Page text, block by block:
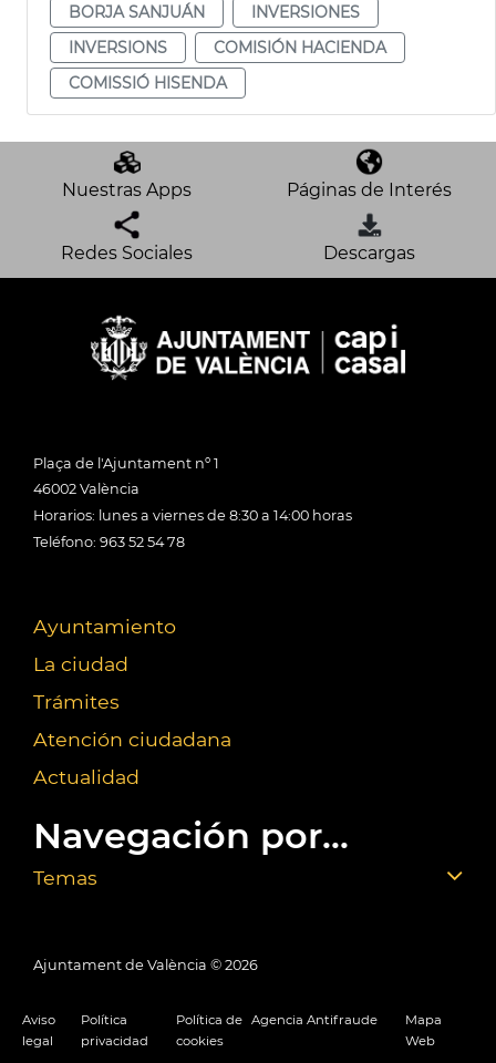
BORJA SANJUÁN
INVERSIONES
INVERSIONS
COMISIÓN HACIENDA
COMISSIÓ HISENDA
Nuestras Apps Páginas de Interés
Redes Sociales Descargas
Plaça de l'Ajuntament nº 1
46002 València
Horarios: lunes a viernes de 8:30 a 14:00 horas
Teléfono: 963 52 54 78
Ayuntamiento
La ciudad
Trámites
Atención ciudadana
Actualidad
Navegación por...
Temas
Ajuntament de València © 2026
Aviso
legal
Política
privacidad
Política de
cookies
Agencia Antifraude
Mapa
Web